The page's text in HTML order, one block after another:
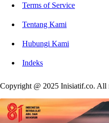
Terms of Service
Tentang Kami
Hubungi Kami
Indeks
Copyright @ 2025 Inisiatif.co. All